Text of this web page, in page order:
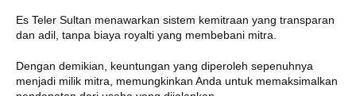
Es Teler Sultan menawarkan sistem kemitraan yang transparan
dan adil, tanpa biaya royalti yang membebani mitra.
Dengan demikian, keuntungan yang diperoleh sepenuhnya
menjadi milik mitra, memungkinkan Anda untuk memaksimalkan